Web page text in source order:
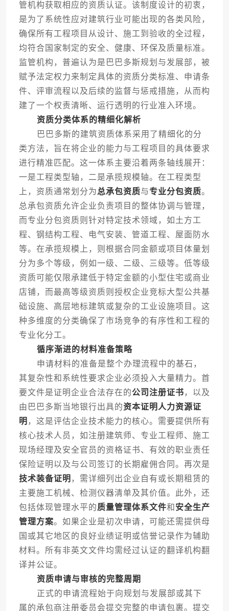
管机构获取相应的资质认证。该制度设计的初衷，
是为了系统性应对建筑行业可能出现的各类风险，
确保所有工程项目从设计、施工到验收的全过程，
均符合国家制定的安全、健康、环保及质量标准。
监管机构，普遍认为是巴巴多斯规划与发展部，被
赋予法定权力来制定具体的资质分类标准、申请条
件、评审流程以及后续的监督与惩戒措施，从而构
建了一个权责清晰、运行透明的行业准入环境。
资质分类体系的精细化解析
巴巴多斯的建筑资质体系采用了精细化的分
类方法，旨在将企业的能力与工程项目的具体要求
进行精准匹配。这一体系主要沿着两条轴线展开：
一是工程类型轴，二是承揽规模轴。在工程类型
上，资质通常划分为总承包资质与专业分包资质。
总承包资质允许企业负责项目的整体协调与管理，
而专业分包资质则针对特定技术领域，如土方工
程、钢结构工程、电气安装、管道工程、屋面防水
等。在承揽规模上，则根据合同金额或项目体量划
分为多个等级，例如一级、二级、三级等。低等级
资质可能仅限承建低于特定金额的小型住宅或商业
店铺，而最高等级资质则授权企业竞标大型公共基
础设施、高层地标建筑或复杂的工业设施项目。这
种多维度的分类确保了市场竞争的有序性和工程的
专业化分工。
循序渐进的材料准备策略
申请材料的准备是整个办理流程中的基石，
其复杂性和系统性要求企业必须投入大量精力。首
要文件是证明企业合法存在的公司注册证书 ，以及
由巴巴多斯当地银行出具的资本证明人力资源证
明 ，这是评估企业技术能力的核心。需要提供所有
核心技术人员，如注册建筑师、专业工程师、施工
现场经理及安全官员的资格证书、有效的职业责任
保险证明以及与公司签订的长期雇佣合同。再次是
技术装备证明 ，需详细列出企业自有或长期租赁的
主要施工机械、检测仪器清单及其价值。此外，还
包括体现管理水平的质量管理体系文件和 安全生产
管理方案。如果企业是初次申请，可能还需提供母
国或其它地区的良好业绩证明或信誉记录作为辅助
材料。所有非英文文件均需经过认证的翻译机构翻
译并公证。
资质申请与审核的完整周期
正式的申请流程始于向规划与发展部或其下
属的承包商注册委员会提交完整的申请包裹。提交